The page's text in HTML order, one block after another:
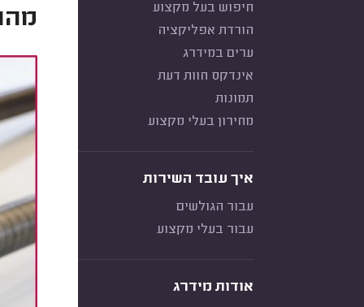
חיפוש בעל מקצוע
הורדת אפליקציה
ערים במידרג
אינדקס חוות דעת
תמונות
מחירון בעלי מקצוע
איך עובד השירות
עבור הגולשים
עבור בעלי מקצוע
אודות מידרג